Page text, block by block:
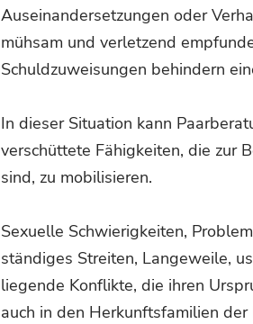
Auseinandersetzungen oder
mühsam und verletzend
Schuldzuweisungen behindern
In dieser Situation kann
verschüttete Fähigkeiten, die zur
sind, zu mobilisieren.
Sexuelle Schwierigkeiten,
ständiges Streiten, Langeweile,
liegende Konflikte, die ihren
auch in den Herkunftsfamilien der